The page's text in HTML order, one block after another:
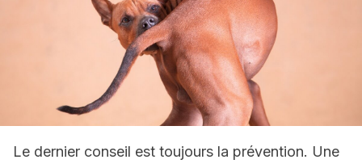
Le dernier conseil est toujours la prévention. Une